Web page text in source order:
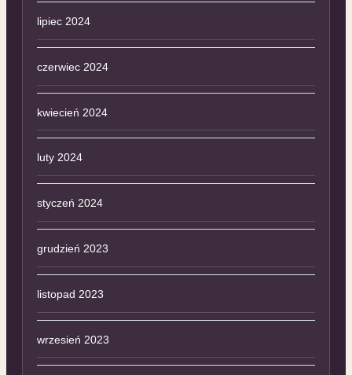
lipiec 2024
czerwiec 2024
kwiecień 2024
luty 2024
styczeń 2024
grudzień 2023
listopad 2023
wrzesień 2023